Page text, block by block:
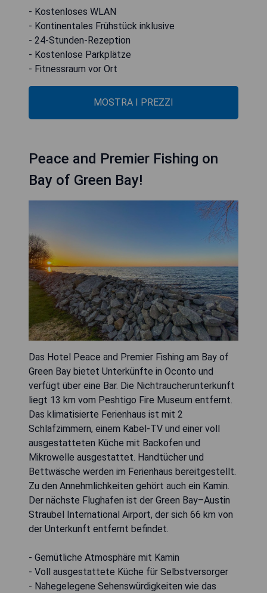
- Kostenloses WLAN
- Kontinentales Frühstück inklusive
- 24-Stunden-Rezeption
- Kostenlose Parkplätze
- Fitnessraum vor Ort
MOSTRA I PREZZI
Peace and Premier Fishing on
Bay of Green Bay!
Das Hotel Peace and Premier Fishing am Bay of
Green Bay bietet Unterkünfte in Oconto und
verfügt über eine Bar. Die Nichtraucherunterkunft
liegt 13 km vom Peshtigo Fire Museum entfernt.
Das klimatisierte Ferienhaus ist mit 2
Schlafzimmern, einem Kabel-TV und einer voll
ausgestatteten Küche mit Backofen und
Mikrowelle ausgestattet. Handtücher und
Bettwäsche werden im Ferienhaus bereitgestellt.
Zu den Annehmlichkeiten gehört auch ein Kamin.
Der nächste Flughafen ist der Green Bay–Austin
Straubel International Airport, der sich 66 km von
der Unterkunft entfernt befindet.
- Gemütliche Atmosphäre mit Kamin
- Voll ausgestattete Küche für Selbstversorger
- Nahegelegene Sehenswürdigkeiten wie das